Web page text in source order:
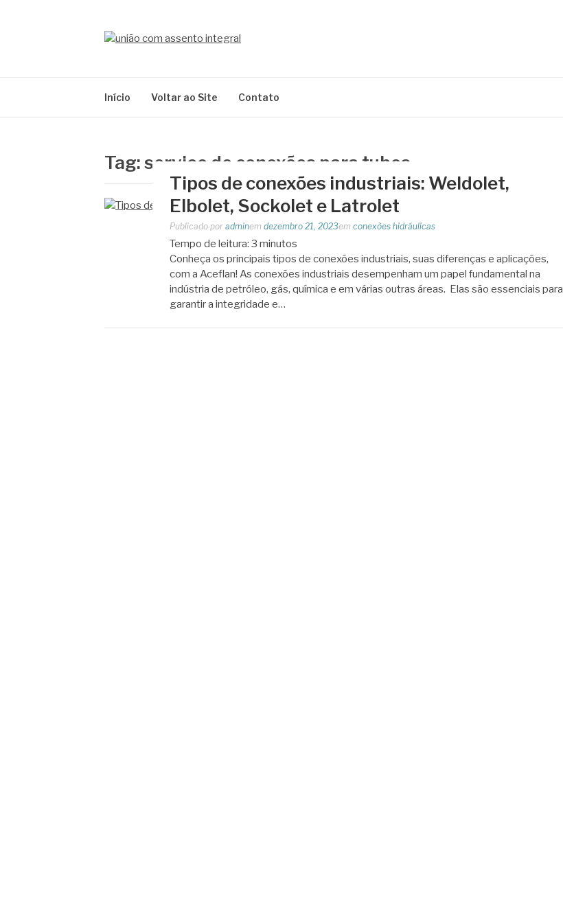
Início Voltar ao Site Contato
Tag:serviço de conexões para tubos
Tipos de conexões industriais: Weldolet,
Elbolet, Sockolet e Latrolet
Publicado por adminem dezembro 21, 2023em conexões hidráulicas
Tempo de leitura: 3 minutos
Conheça os principais tipos de conexões industriais, suas diferenças e aplicações,
com a Aceflan! As conexões industriais desempenham um papel fundamental na
indústria de petróleo, gás, química e em várias outras áreas. Elas são essenciais para
garantir a integridade e…